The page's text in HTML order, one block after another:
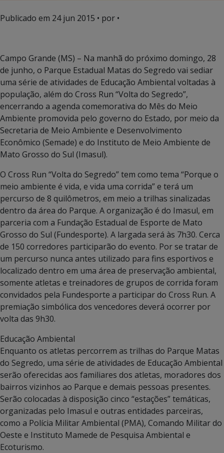
Publicado em 24 jun 2015 • por •
Campo Grande (MS) – Na manhã do próximo domingo, 28
de junho, o Parque Estadual Matas do Segredo vai sediar
uma série de atividades de Educação Ambiental voltadas à
população, além do Cross Run “Volta do Segredo”,
encerrando a agenda comemorativa do Mês do Meio
Ambiente promovida pelo governo do Estado, por meio da
Secretaria de Meio Ambiente e Desenvolvimento
Econômico (Semade) e do Instituto de Meio Ambiente de
Mato Grosso do Sul (Imasul).
O Cross Run “Volta do Segredo” tem como tema “Porque o
meio ambiente é vida, e vida uma corrida” e terá um
percurso de 8 quilômetros, em meio a trilhas sinalizadas
dentro da área do Parque. A organização é do Imasul, em
parceria com a Fundação Estadual de Esporte de Mato
Grosso do Sul (Fundesporte). A largada será às 7h30. Cerca
de 150 corredores participarão do evento. Por se tratar de
um percurso nunca antes utilizado para fins esportivos e
localizado dentro em uma área de preservação ambiental,
somente atletas e treinadores de grupos de corrida foram
convidados pela Fundesporte a participar do Cross Run. A
premiação simbólica dos vencedores deverá ocorrer por
volta das 9h30.
Educação Ambiental
Enquanto os atletas percorrem as trilhas do Parque Matas
do Segredo, uma série de atividades de Educação Ambiental
serão oferecidas aos familiares dos atletas, moradores dos
bairros vizinhos ao Parque e demais pessoas presentes.
Serão colocadas à disposição cinco “estações” temáticas,
organizadas pelo Imasul e outras entidades parceiras,
como a Polícia Militar Ambiental (PMA), Comando Militar do
Oeste e Instituto Mamede de Pesquisa Ambiental e
Ecoturismo.